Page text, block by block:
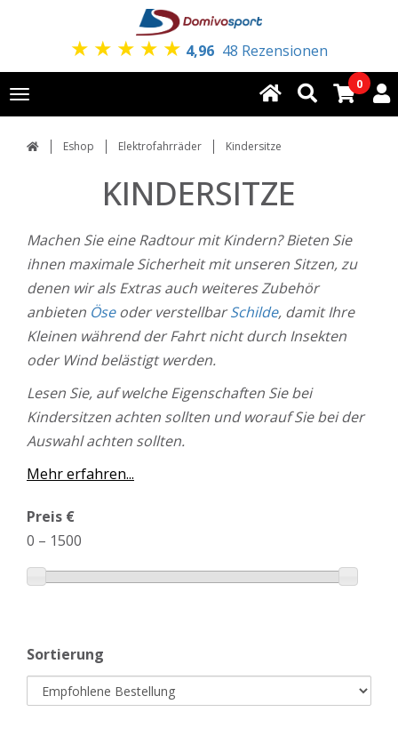
★ ★ ★ ★ ★ 4,96 48 Rezensionen
Toggle
navigation
0
Eshop Elektrofahrräder Kindersitze
KINDERSITZE
Machen Sie eine Radtour mit Kindern? Bieten Sie
ihnen maximale Sicherheit mit unseren Sitzen, zu
denen wir als Extras auch weiteres Zubehör
anbieten Öseoder verstellbarSchilde, damit Ihre
Kleinen während der Fahrt nicht durch Insekten
oder Wind belästigt werden.
Lesen Sie, auf welche Eigenschaften Sie bei
Kindersitzen achten sollten und worauf Sie bei der
Auswahl achten sollten.
Mehr erfahren...
Preis €
0 – 1500
Sortierung